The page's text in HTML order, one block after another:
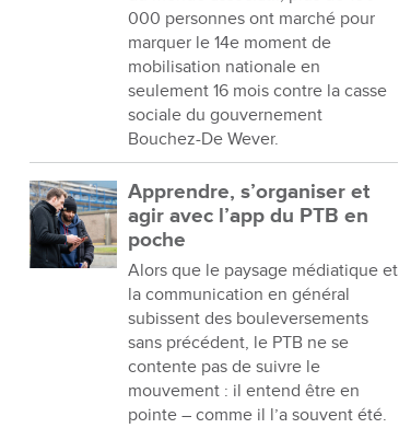
000 personnes ont marché pour
marquer le 14e moment de
mobilisation nationale en
seulement 16 mois contre la casse
sociale du gouvernement
Bouchez-De Wever.
Apprendre, s’organiser et
agir avec l’app du PTB en
poche
Alors que le paysage médiatique et
la communication en général
subissent des bouleversements
sans précédent, le PTB ne se
contente pas de suivre le
mouvement : il entend être en
pointe – comme il l’a souvent été.